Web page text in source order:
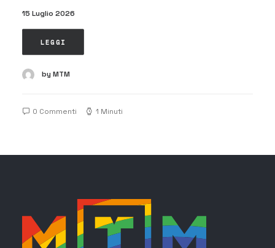
15 Luglio 2026
LEGGI
by MTM
0 Commenti 1 Minuti